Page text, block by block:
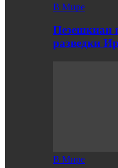
В Мире
Пезешкиан
разведки
В Мире